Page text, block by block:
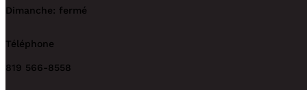
Dimanche: fermé
Téléphone
819 566-8558